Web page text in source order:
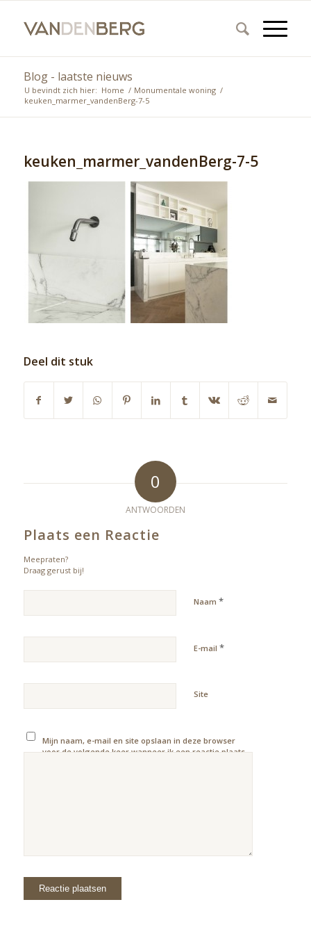
Blog - laatste nieuws
U bevindt zich hier: Home / Monumentale woning /
keuken_marmer_vandenBerg-7-5
keuken_marmer_vandenBerg-7-5
Deel dit stuk
0
ANTWOORDEN
Plaats een Reactie
Meepraten?
Draag gerust bij!
Naam *
E-mail *
Site
Mijn naam, e-mail en site opslaan in deze browser
voor de volgende keer wanneer ik een reactie plaats.